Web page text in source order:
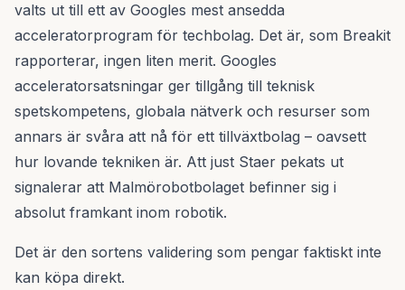
valts ut till ett av Googles mest ansedda
acceleratorprogram för techbolag. Det är, som Breakit
rapporterar, ingen liten merit. Googles
acceleratorsatsningar ger tillgång till teknisk
spetskompetens, globala nätverk och resurser som
annars är svåra att nå för ett tillväxtbolag – oavsett
hur lovande tekniken är. Att just Staer pekats ut
signalerar att Malmörobotbolaget befinner sig i
absolut framkant inom robotik.
Det är den sortens validering som pengar faktiskt inte
kan köpa direkt.